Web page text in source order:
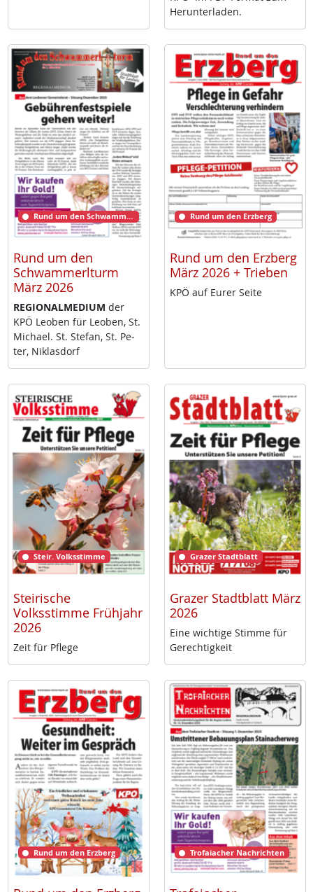
Her­un­ter­la­den.
Rund um den Schwammerlturm
Rund um den
Schwammerlturm
März 2026
RE­GIO­NAL­ME­DI­UM der
KPÖ Leo­ben für Leo­ben, St.
Mi­cha­el. St. Ste­fan, St. Pe­
ter, Niklas­dorf
Rund um den Erzberg
Rund um den Erzberg
März 2026 + Trieben
KPÖ auf Eu­rer Sei­te
Steir. Volksstimme
Steirische
Volksstimme Frühjahr
2026
Zeit für Pf­le­ge
Grazer Stadtblatt
Grazer Stadtblatt März
2026
Ei­ne wich­ti­ge Stim­me für
Ge­rech­tig­keit
Rund um den Erzberg Trofaiacher Nachrichten